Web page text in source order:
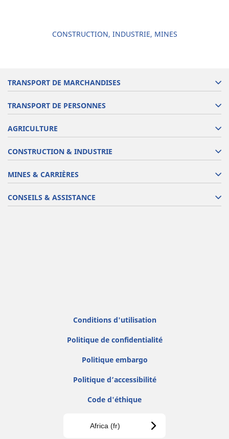
CONSTRUCTION, INDUSTRIE, MINES
TRANSPORT DE MARCHANDISES
TRANSPORT DE PERSONNES
AGRICULTURE
CONSTRUCTION & INDUSTRIE
MINES & CARRIÈRES
CONSEILS & ASSISTANCE
Conditions d'utilisation
Politique de confidentialité
Politique embargo
Politique d’accessibilité
Code d'éthique
Africa (fr)